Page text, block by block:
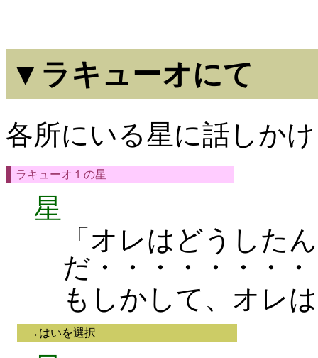
▼ラキューオにて
各所にいる星に話しか
ラキューオ１の星
星
「オレはどうした
だ・・・・・・・
もしかして、オレ
→はいを選択